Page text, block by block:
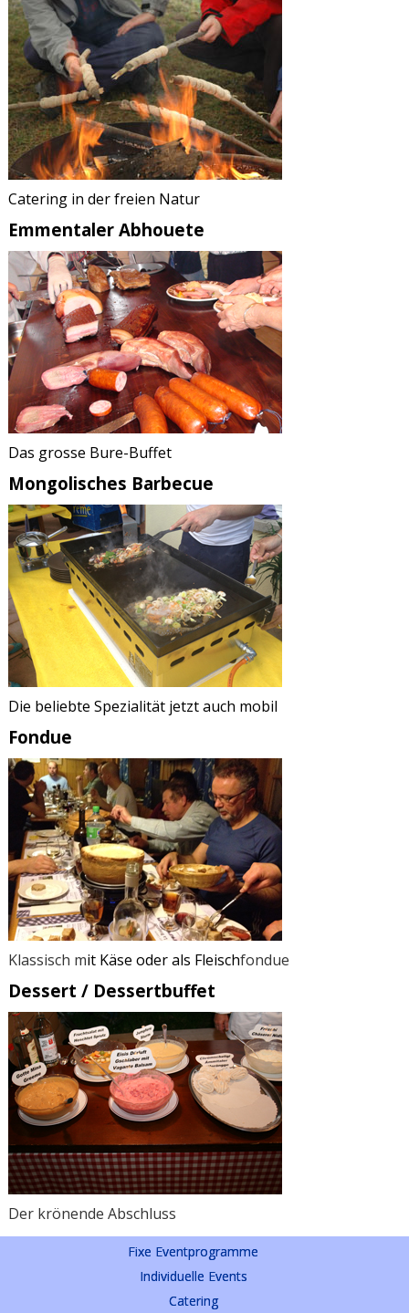
Catering in der freien Natur
Emmentaler Abhouete
Das grosse Bure-Buffet
Mongolisches Barbecue
Die beliebte Spezialität jetzt auch mobil
Fondue
Klassisch mit Käse oder als Fleischfondue
Dessert / Dessertbuffet
Der krönende Abschluss
Fixe Eventprogramme
Individuelle Events
Catering